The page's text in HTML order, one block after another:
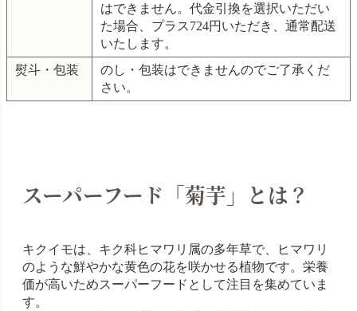
はできません。代金引換を選択いただい
た場合、プラス724円いただき、通常配送
いたします。
熨斗・包装
のし・包装はできませんのでご了承くだ
さい。
スーパーフード「菊芋」とは？
キクイモは、キク科ヒマワリ属の多年草で、ヒマワリ
のような鮮やかな黄色の花を咲かせる植物です。栄養
価が高いためスーパーフードとして注目を集めていま
す。